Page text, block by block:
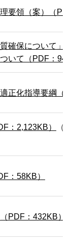
要領（案）（
確保について」
いて（PDF：
正化指導要綱（
：2,123KB）
（
：58KB）
PDF：432KB）